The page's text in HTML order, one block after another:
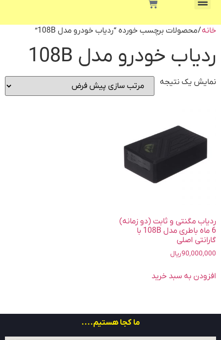
خانه/ محصولات برچسب خورده “ردیاب خودرو مدل 108B”
ردیاب خودرو مدل 108B
نمایش یک نتیجه
ردیاب مگنتی و ثابت (دو زمانه)
6 ماه باطری مدل 108B با
گارانتی اصلی
90,000,000ریال
افزودن به سبد خرید
ما کجا هستیم....